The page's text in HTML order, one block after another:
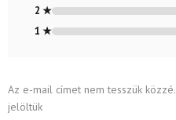
2 ★
1 ★
Az e-mail címet nem tesszük közzé.
jelöltük